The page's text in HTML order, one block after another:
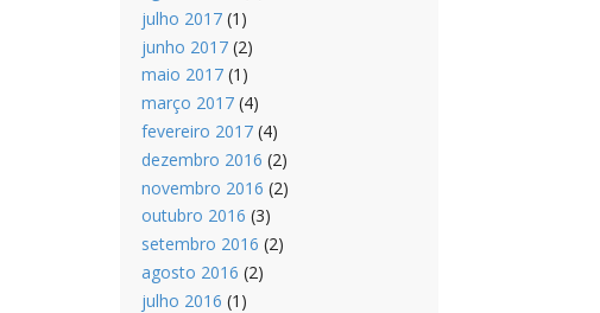
julho 2017(1)
junho 2017(2)
maio 2017(1)
março 2017(4)
fevereiro 2017(4)
dezembro 2016 (2)
novembro 2016 (2)
outubro 2016 (3)
setembro 2016 (2)
agosto 2016 (2)
julho 2016 (1)